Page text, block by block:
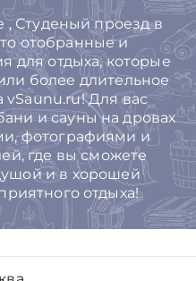
, Студеный проезд в
отобранные и
для отдыха, которые
более длительное
Для вас
и сауны на дровах
фотографиями и
где вы сможете
и в хорошей
отдыха!